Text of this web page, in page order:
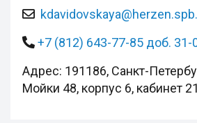
+7 (812) 643-77-85 доб. 31-
Адрес: 191186, Санкт-
Мойки 48, корпус 6, кабинет 21